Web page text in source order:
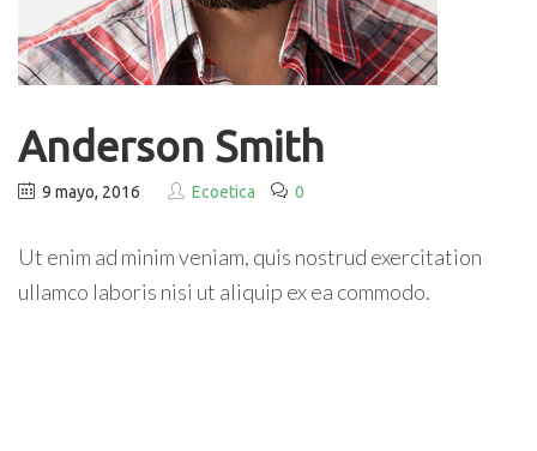
Anderson Smith
9 mayo, 2016 Ecoetica 0
Ut enim ad minim veniam, quis nostrud exercitation
ullamco laboris nisi ut aliquip ex ea commodo.